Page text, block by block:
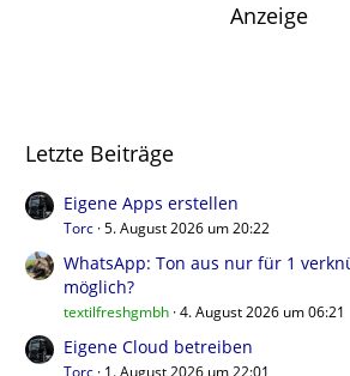
Anzeige
Letzte Beiträge
Eigene Apps erstellen
Torc 5. August 2026 um 20:22
WhatsApp: Ton aus nur für 1
möglich?
textilfreshgmbh 4. August 2026 um 06:21
Eigene Cloud betreiben
Torc 1. August 2026 um 22:01